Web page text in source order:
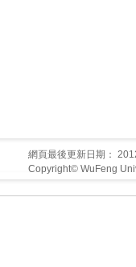
網頁最後更新日期：
Copyright© WuFeng